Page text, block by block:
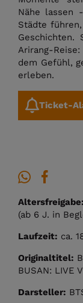
Nähe lassen
Städte
Arirang-
dem Gefühl,
erleben.
Ticket-
Altersfreigabe:
(ab 6 J. in
Laufzeit: ca.
Originaltitel:
BUSAN: LIVE
Darsteller: